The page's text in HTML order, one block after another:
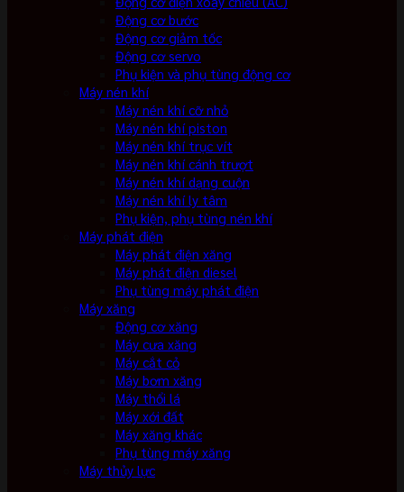
Động cơ bước
Động cơ giảm tốc
Động cơ servo
Phụ kiện và phụ tùng động cơ
Máy nén khí
Máy nén khí cỡ nhỏ
Máy nén khí piston
Máy nén khí trục vít
Máy nén khí cánh trượt
Máy nén khí dạng cuộn
Máy nén khí ly tâm
Phụ kiện, phụ tùng nén khí
Máy phát điện
Máy phát điện xăng
Máy phát điện diesel
Phụ tùng máy phát điện
Máy xăng
Động cơ xăng
Máy cưa xăng
Máy cắt cỏ
Máy bơm xăng
Máy thổi lá
Máy xới đất
Máy xăng khác
Phụ tùng máy xăng
Máy thủy lực